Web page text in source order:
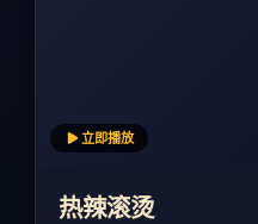
立即播放
热辣滚烫